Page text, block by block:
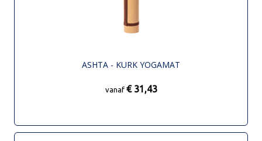
ASHTA - KURK YOGAMAT
vanaf € 31,43